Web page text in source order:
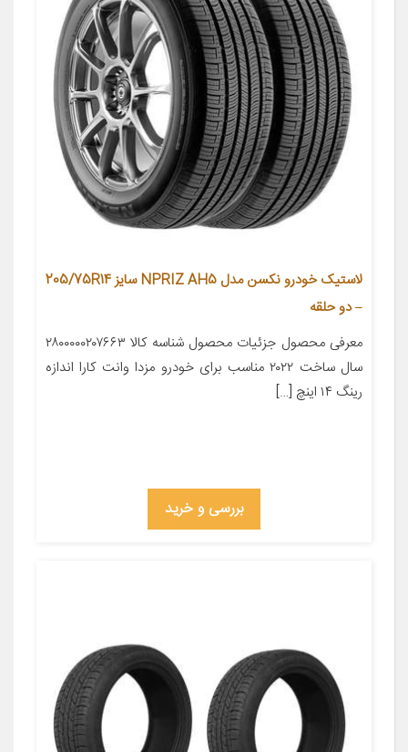
لاستیک خودرو نکسن مدل NPRIZ AH5 سایز 205/75R14
– دو حلقه
معرفی محصول جزئیات محصول شناسه کالا ۲۸۰۰۰۰۰۲۰۷۶۶۳
سال ساخت ۲۰۲۲ مناسب برای خودرو مزدا وانت کارا اندازه
رینگ ۱۴ اینچ […]
بررسی و خرید